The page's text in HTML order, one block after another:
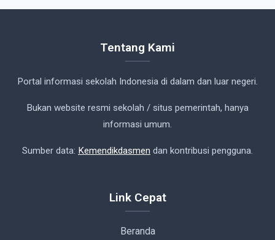
Tentang Kami
Portal informasi sekolah Indonesia di dalam dan luar negeri.
Bukan website resmi sekolah / situs pemerintah, hanya
informasi umum.
Sumber data: Kemendikdasmen dan kontribusi pengguna.
Link Cepat
Beranda